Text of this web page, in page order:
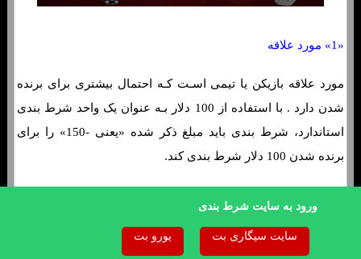
«1» مورد علاقه
مورد علاقه بازیکن یا تیمی اسـت کـه احتمال بیشتری برای برنده
شدن دارد . با استفاده از 100 دلار بـه عنوان یک واحد شرط بندی
استاندارد، شرط بندی باید مبلغ ذکر شده «یعنی -150» را برای
برنده شدن 100 دلار شرط بندی کند.
ورود به سایت شرط بندی
سایت سیگاری بت یورو بت